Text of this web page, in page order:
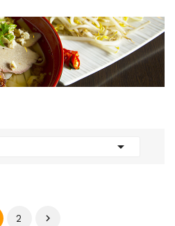

2 